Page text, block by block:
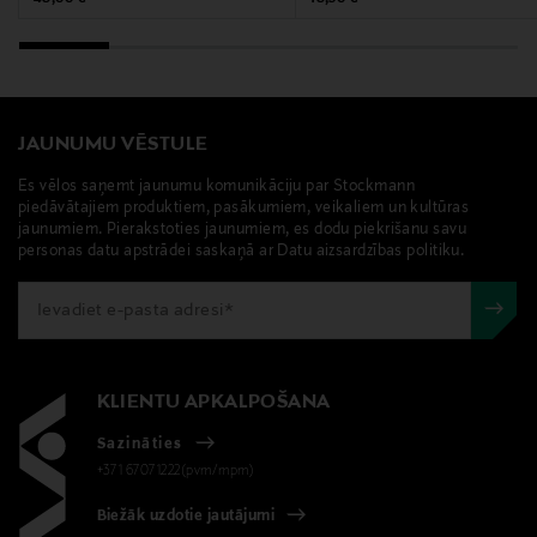
Citronellol, Hibiscus Sabdariffa Flower Extract, Sodium
Ražotājvalsts
LIELBRITĀNIJA
Ražotāja daļas numurs
81018
IC ENTERPRISES AB , Banérgatan 10, 115 23
Stockholm, Sweden
Digitālā adrese
JAUNUMU VĒSTULE
Es vēlos saņemt jaunumu komunikāciju par Stockmann
piedāvātajiem produktiem, pasākumiem, veikaliem un kultūras
jaunumiem. Pierakstoties jaunumiem, es dodu piekrišanu savu
personas datu apstrādei saskaņā ar Datu aizsardzības politiku.
KLIENTU APKALPOŠANA
Sazināties
+371 67071222(pvm/mpm)
Biežāk uzdotie jautājumi